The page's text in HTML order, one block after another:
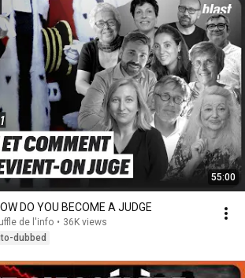
55:00
DO YOU BECOME A JUDGE
de l'info • 36K views
dubbed